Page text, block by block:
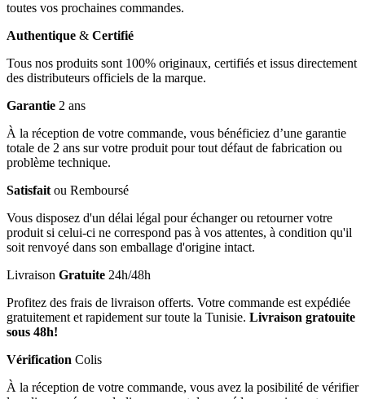
toutes vos prochaines commandes.
Authentique & Certifié
Tous nos produits sont 100% originaux, certifiés et issus directement
des distributeurs officiels de la marque.
Garantie 2 ans
À la réception de votre commande, vous bénéficiez d’une garantie
totale de 2 ans sur votre produit pour tout défaut de fabrication ou
problème technique.
Satisfait ou Remboursé
Vous disposez d'un délai légal pour échanger ou retourner votre
produit si celui-ci ne correspond pas à vos attentes, à condition qu'il
soit renvoyé dans son emballage d'origine intact.
Livraison Gratuite 24h/48h
Profitez des frais de livraison offerts. Votre commande est expédiée
gratuitement et rapidement sur toute la Tunisie. Livraison gratouite
sous 48h!
Vérification Colis
À la réception de votre commande, vous avez la posibilité de vérifier